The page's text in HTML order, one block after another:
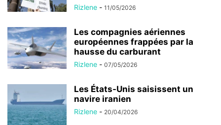
Rizlene - 11/05/2026
Les compagnies aériennes
européennes frappées par la
hausse du carburant
Rizlene - 07/05/2026
Les États-Unis saisissent un
navire iranien
Rizlene - 20/04/2026